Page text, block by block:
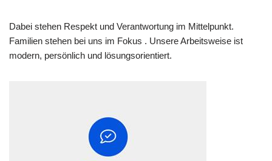
Dabei stehen Respekt und Verantwortung im Mittelpunkt.
Familien stehen bei uns im Fokus . Unsere Arbeitsweise ist
modern, persönlich und lösungsorientiert.